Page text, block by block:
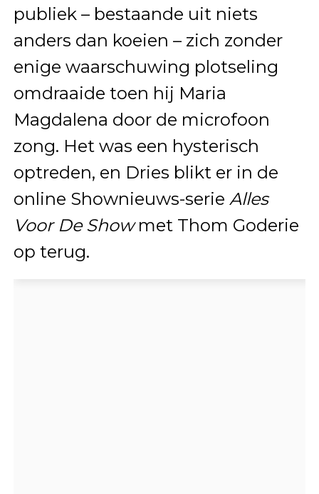
publiek – bestaande uit niets
anders dan koeien – zich zonder
enige waarschuwing plotseling
omdraaide toen hij Maria
Magdalena door de microfoon
zong. Het was een hysterisch
optreden, en Dries blikt er in de
online Shownieuws-serie Alles
Voor De Showmet Thom Goderie
op terug.